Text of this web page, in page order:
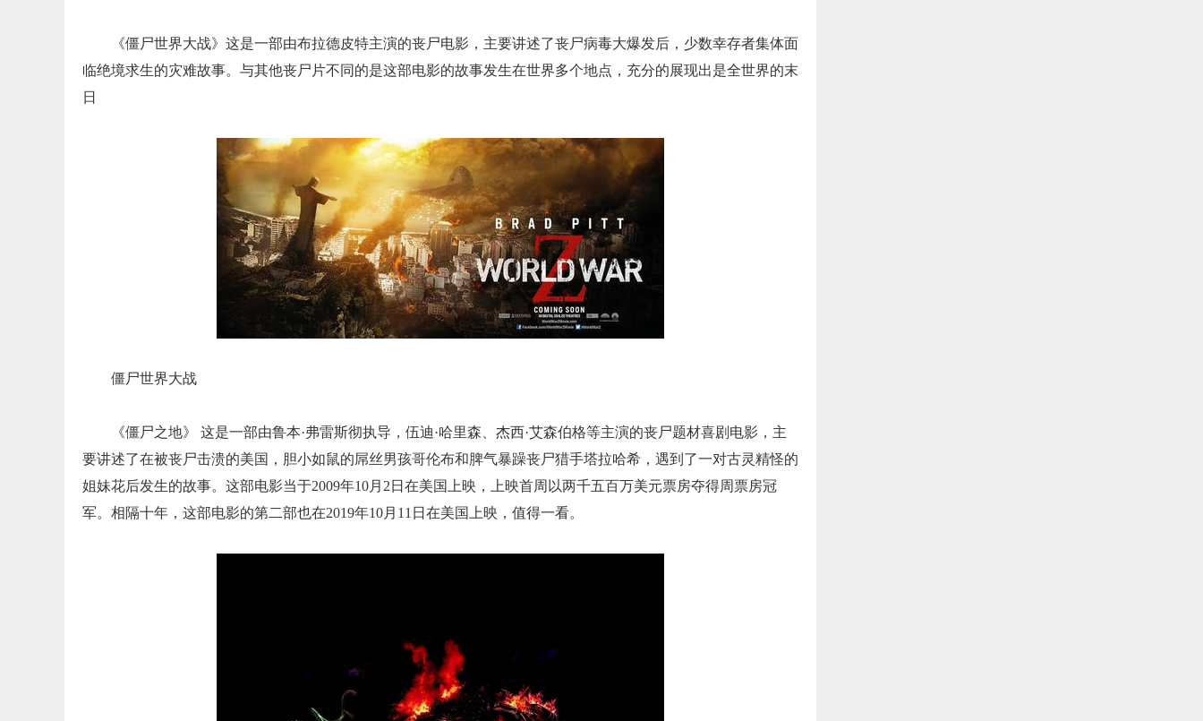
《僵尸世界大战》这是一部由布拉德皮特主演的丧尸电影，主要讲述了丧尸病毒大爆发后，少数幸存者集体面
临绝境求生的灾难故事。与其他丧尸片不同的是这部电影的故事发生在世界多个地点，充分的展现出是全世界的末
日
僵尸世界大战
《僵尸之地》 这是一部由鲁本·弗雷斯彻执导，伍迪·哈里森、杰西·艾森伯格等主演的丧尸题材喜剧电影，主
要讲述了在被丧尸击溃的美国，胆小如鼠的屌丝男孩哥伦布和脾气暴躁丧尸猎手塔拉哈希，遇到了一对古灵精怪的
姐妹花后发生的故事。这部电影当于2009年10月2日在美国上映，上映首周以两千五百万美元票房夺得周票房冠
军。相隔十年，这部电影的第二部也在2019年10月11日在美国上映，值得一看。